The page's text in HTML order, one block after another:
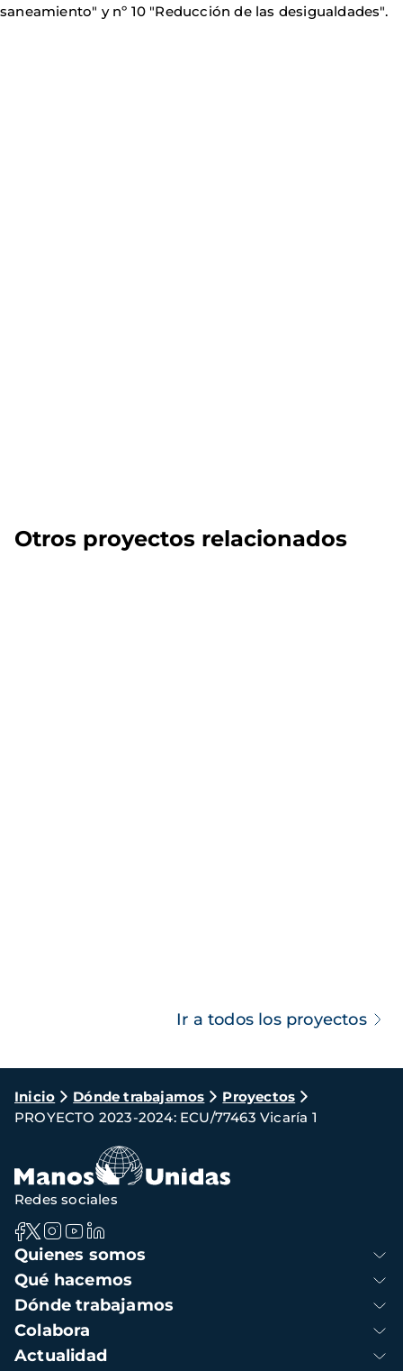
saneamiento" y nº 10 "Reducción de las desigualdades".
Otros proyectos relacionados
Ir a todos los proyectos
Ruta
de
navegación
Inicio Dónde trabajamos
Proyectos
PROYECTO 2023-2024: ECU/77463 Vicaría 1
Navegación
principal
Quienes somos
Qué hacemos
Dónde trabajamos
Colabora
Actualidad
Redes sociales